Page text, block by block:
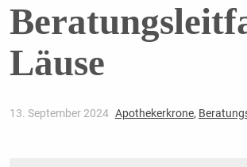
Läuse
13. September 2024 Apothekerkrone,